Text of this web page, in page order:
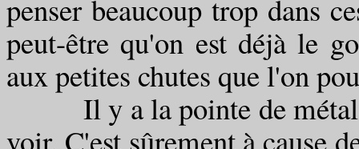
penser beaucoup trop dans
peut-être qu'on est déjà le
aux petites chutes que l'on
Il y a la pointe de métal.
voir. C'est sûrement à cause